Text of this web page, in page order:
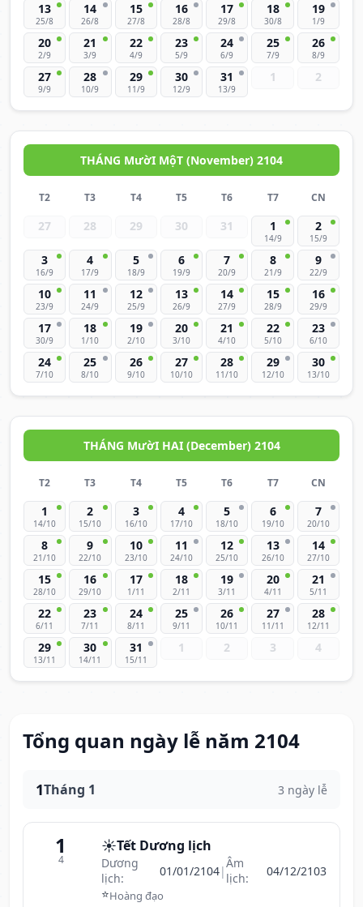
13
25/8
14
26/8
15
27/8
16
28/8
17
29/8
18
30/8
19
1/9
20
2/9
21
3/9
22
4/9
23
5/9
24
6/9
25
7/9
26
8/9
27
9/9
28
10/9
29
11/9
30
12/9
31
13/9
1 2
THÁNG MườI MộT (November) 2104
T2 T3 T4 T5 T6 T7 CN
27 28 29 30 31 1
14/9
2
15/9
3
16/9
4
17/9
5
18/9
6
19/9
7
20/9
8
21/9
9
22/9
10
23/9
11
24/9
12
25/9
13
26/9
14
27/9
15
28/9
16
29/9
17
30/9
18
1/10
19
2/10
20
3/10
21
4/10
22
5/10
23
6/10
24
7/10
25
8/10
26
9/10
27
10/10
28
11/10
29
12/10
30
13/10
THÁNG MườI HAI (December) 2104
T2 T3 T4 T5 T6 T7 CN
1
14/10
2
15/10
3
16/10
4
17/10
5
18/10
6
19/10
7
20/10
8
21/10
9
22/10
10
23/10
11
24/10
12
25/10
13
26/10
14
27/10
15
28/10
16
29/10
17
1/11
18
2/11
19
3/11
20
4/11
21
5/11
22
6/11
23
7/11
24
8/11
25
9/11
26
10/11
27
11/11
28
12/11
29
13/11
30
14/11
31
15/11
1 2 3 4
Tổng quan ngày lễ năm 2104
1Tháng 1 3 ngày lễ
1
4
☀️Tết Dương lịch
Dương
lịch:
01/01/2104|Âm
lịch:
04/12/2103
⭐Hoàng đạo